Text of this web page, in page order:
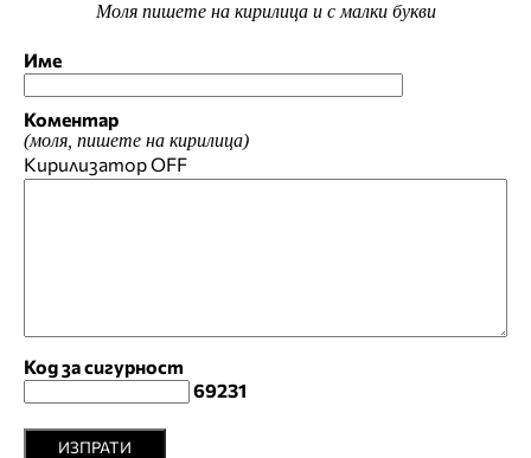
Моля пишете на кирилица и с малки букви
Име
Коментар
(моля, пишете на кирилица)
КирилизаторOFF
Код за сигурност
69231
ИЗПРАТИ